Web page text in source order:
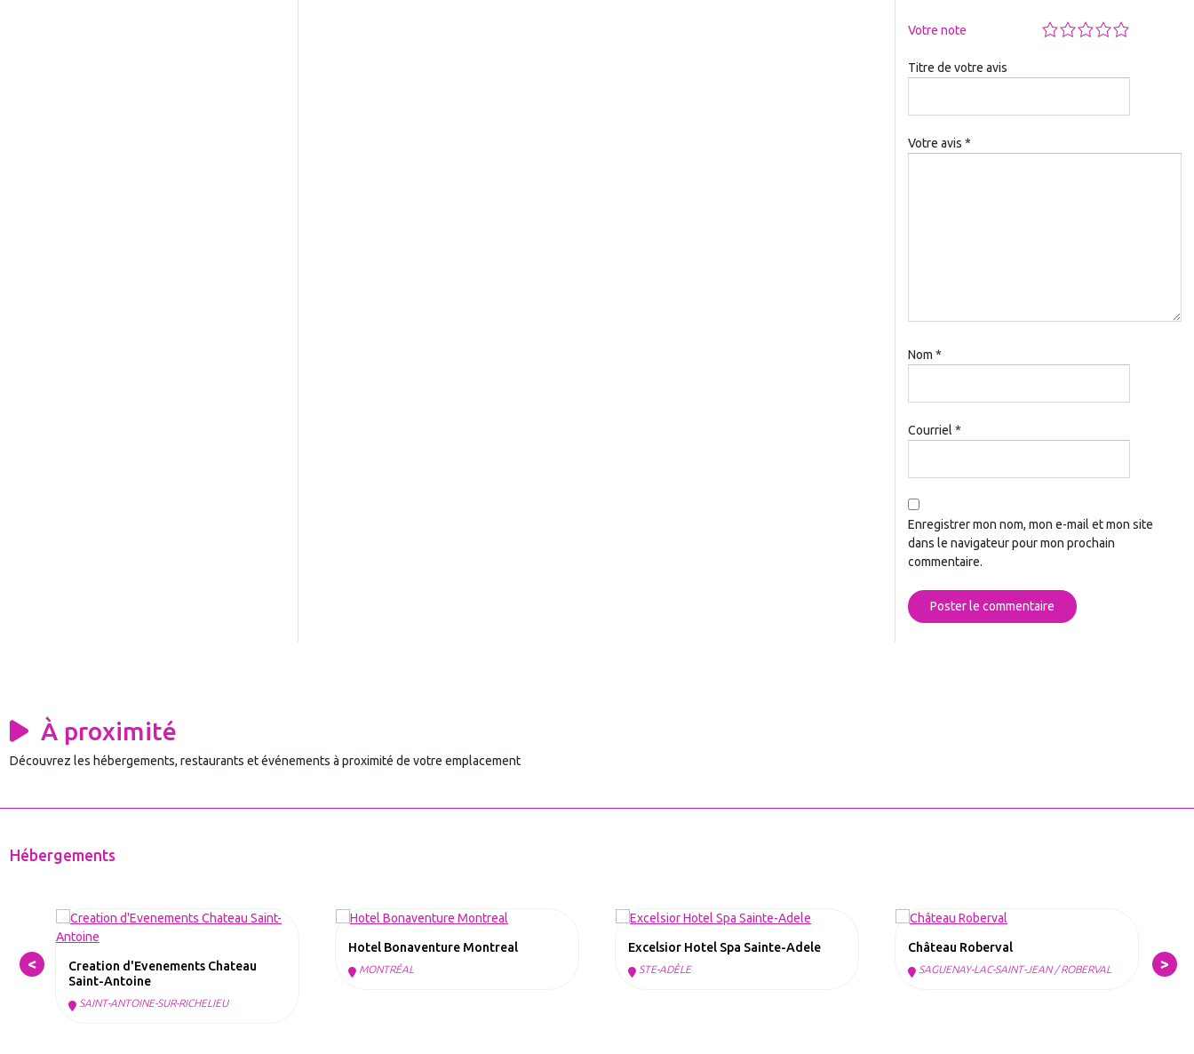
Votre note
Titre de votre avis
Votre avis *
Nom *
Courriel *
Enregistrer mon nom, mon e-mail et mon site
dans le navigateur pour mon prochain
commentaire.
À proximité
Découvrez les hébergements, restaurants et événements à proximité de votre emplacement
Hébergements
Creation d'Evenements Chateau
Saint-Antoine
SAINT-ANTOINE-SUR-RICHELIEU
Hotel Bonaventure Montreal
MONTRÉAL
Excelsior Hotel Spa Sainte-Adele
STE-ADÈLE
Château Roberval
SAGUENAY-LAC-SAINT-JEAN / ROBERVAL